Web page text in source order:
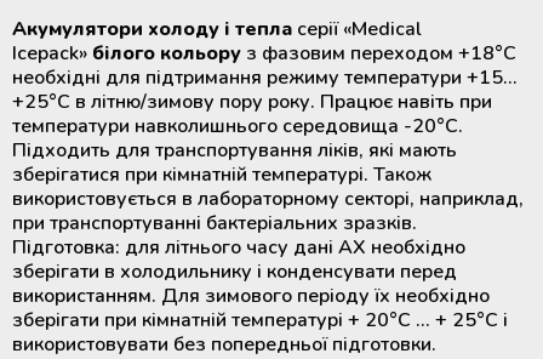
Акумулятори холоду і тепла серії «Medical
Icepack» білого кольору з фазовим переходом +18°С
необхідні для підтримання режиму температури +15…
+25°С в літню/зимову пору року. Працює навіть при
температури навколишнього середовища -20°С.
Підходить для транспортування ліків, які мають
зберігатися при кімнатній температурі. Також
використовується в лабораторному секторі, наприклад,
при транспортуванні бактеріальних зразків.
Підготовка: для літнього часу дані АХ необхідно
зберігати в холодильнику і конденсувати перед
використанням. Для зимового періоду їх необхідно
зберігати при кімнатній температурі + 20°С ... + 25°С і
використовувати без попередньої підготовки.